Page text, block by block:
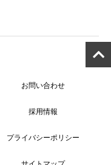
お問い合わせ
採用情報
プライバシーポリシー